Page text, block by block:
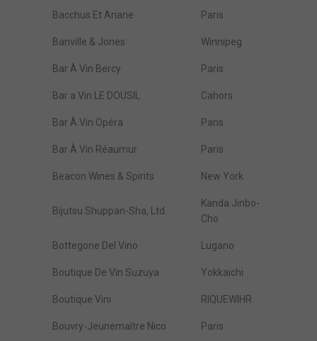
Bacchus Et Ariane Paris
Banville & Jones Winnipeg
Bar À Vin Bercy Paris
Bar a Vin LE DOUSIL Cahors
Bar À Vin Opéra Paris
Bar À Vin Réaumur Paris
Beacon Wines & Spirits New York
Bijutsu Shuppan-Sha, Ltd.
Kanda Jinbo-
Cho
Bottegone Del Vino Lugano
Boutique De Vin Suzuya Yokkaichi
Boutique Vini RIQUEWIHR
Bouvry-Jeunemaître Nico Paris